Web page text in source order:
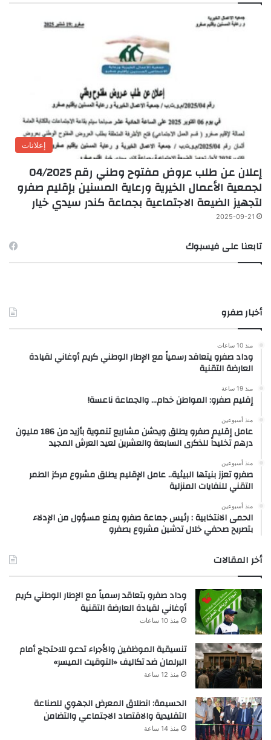
إعلانات
إعلان عن طلب عروض مفتوح وطني رقم 04/2025
لجمعية الأعمال الخيرية ورعاية المسنين بإقليم صفرو
لتجهيز الضيعة الاجتماعية بجماعة كندر سيدي خيار
2025-09-21
تابعنا على فيسبوك
أخبار صفرو
منذ 10 ساعات
وداد صفرو يتعاقد رسمياً مع الإطار الوطني كريم أوغاني لقيادة
العارضة التقنية
منذ 19 ساعة
إقليم صفرو: المواطن خدام… والجماعة ناعسة!
منذ أسبوعين
عامل إقليم صفرو يطلق ويدشن مشاريع تنموية بأزيد من 186 مليون
درهم تخليداً للذكرى السابعة والعشرين لعيد العرش المجيد
منذ أسبوعين
صفرو تعزز بنيتها البيئية.. عامل الإقليم يطلق مشروع مركز الطمر
التقني للنفايات المنزلية
منذ أسبوعين
الحمى الانتخابية : رئيس جماعة صفرو يمنع مسؤول من الإدلاء
بتصريح صحفي خلال تدشين مشروع بصفرو
أخر المقالات
وداد صفرو يتعاقد رسمياً مع الإطار الوطني كريم
أوغاني لقيادة العارضة التقنية
منذ 10 ساعات
تنسيقية الموظفين والأجراء تدعو للاحتجاج أمام
البرلمان ضد تكاليف «التوقيت الميسر»
منذ 12 ساعة
الحسيمة: انطلاق المعرض الجهوي للصناعة
التقليدية والاقتصاد الاجتماعي والتضامن
منذ 14 ساعة